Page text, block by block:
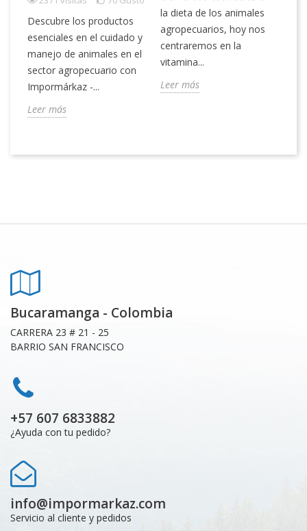
Descubre los productos
esenciales en el cuidado y
manejo de animales en el
sector agropecuario con
Impormárkaz -...
Leer más
la dieta de los animales
agropecuarios, hoy nos
centraremos en la
vitamina...
Leer más
Bucaramanga - Colombia
CARRERA 23 # 21 - 25
BARRIO SAN FRANCISCO
+57 607 6833882
¿Ayuda con tu pedido?
info@impormarkaz.com
Servicio al cliente y pedidos